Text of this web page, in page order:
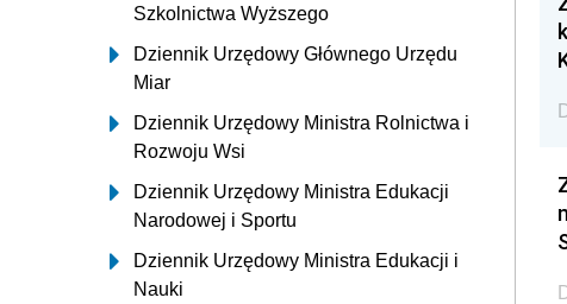
Szkolnictwa Wyższego
Dziennik Urzędowy Głównego Urzędu
Miar
Dziennik Urzędowy Ministra Rolnictwa i
Rozwoju Wsi
Dziennik Urzędowy Ministra Edukacji
Narodowej i Sportu
Dziennik Urzędowy Ministra Edukacji i
Nauki